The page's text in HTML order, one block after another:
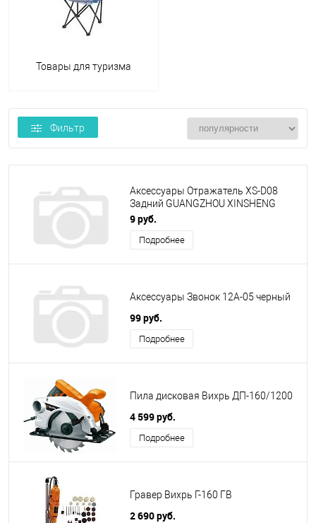
Товары для туризма
Фильтр
Аксессуары Отражатель XS-D08
Задний GUANGZHOU XINSHENG
черный
9 руб.
Подробнее
Аксессуары Звонок 12A-05 черный
99 руб.
Подробнее
Пила дисковая Вихрь ДП-160/1200
4 599 руб.
Подробнее
Гравер Вихрь Г-160 ГВ
2 690 руб.